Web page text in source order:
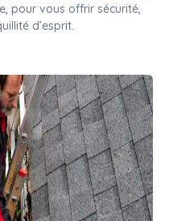
pour vous offrir sécurité,
d’esprit.